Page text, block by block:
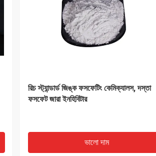
7784-30-7 সমৃদ্ধ অ্যালুমিনিয়াম ফসফেট
সিলিকেট ফার্মিং এজেন্ট
ভালো দাম